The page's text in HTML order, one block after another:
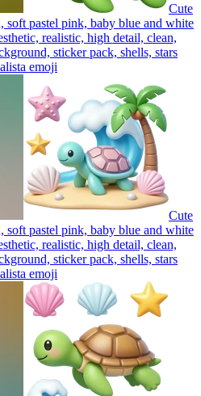
Cute
soft pastel pink, baby blue and white
realistic, high detail, clean,
sticker pack, shells, stars
emoji
Cute
soft pastel pink, baby blue and white
realistic, high detail, clean,
sticker pack, shells, stars
emoji